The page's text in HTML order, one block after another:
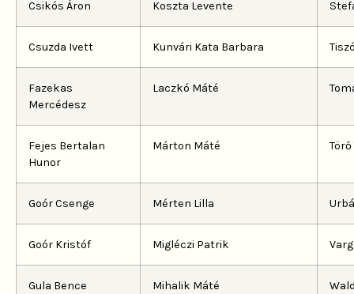
Csikós Áron Koszta Levente
Csuzda Ivett Kunvári Kata Barbara
Fazekas
Mercédesz
Laczkó Máté
Fejes Bertalan
Hunor
Márton Máté
Goór Csenge Mérten Lilla
Goór Kristóf Migléczi Patrik
Gula Bence Mihalik Máté